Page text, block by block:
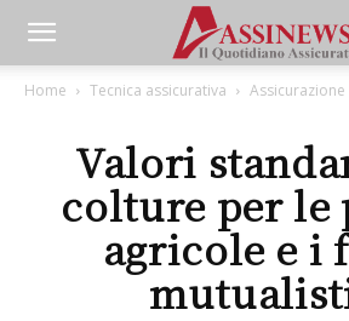
Home Tecnica assicurativa Assicurazione
Valori
colture per le
agricole e i